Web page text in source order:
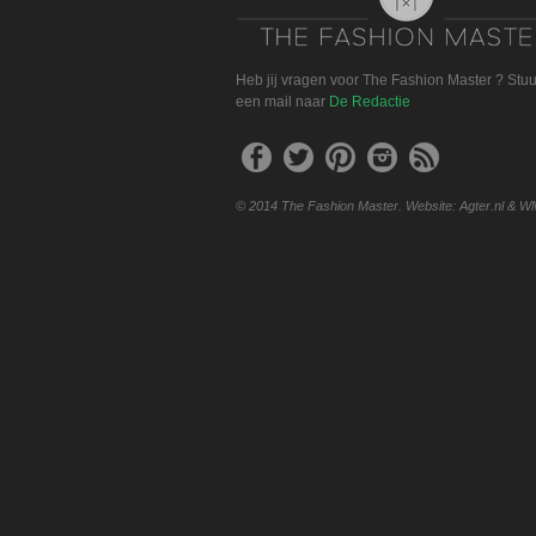
Heb jij vragen voor The Fashion Master ?
een mail naar De Redactie
© 2014 The Fashion Master. Website: Agter.nl &